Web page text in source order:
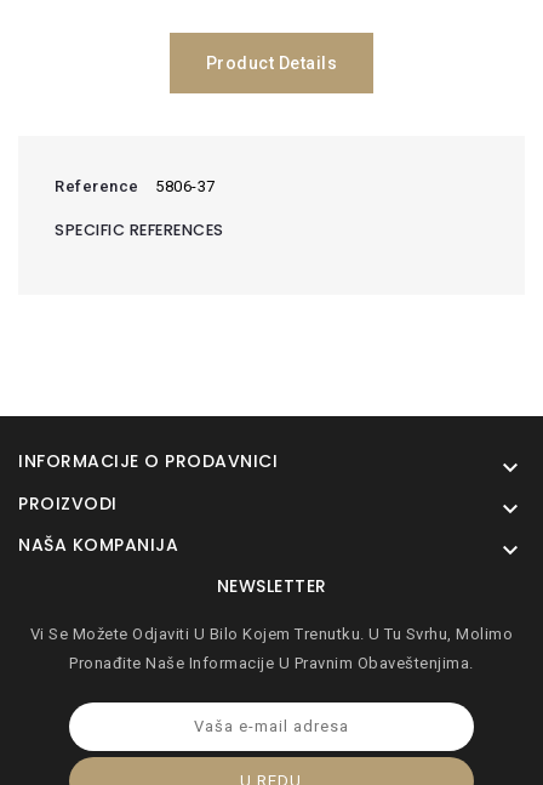
Product Details
Reference 5806-37
SPECIFIC REFERENCES
INFORMACIJE O PRODAVNICI 
PROIZVODI 
NAŠA KOMPANIJA 
NEWSLETTER
Vi Se Možete Odjaviti U Bilo Kojem Trenutku. U Tu Svrhu, Molimo
Pronađite Naše Informacije U Pravnim Obaveštenjima.